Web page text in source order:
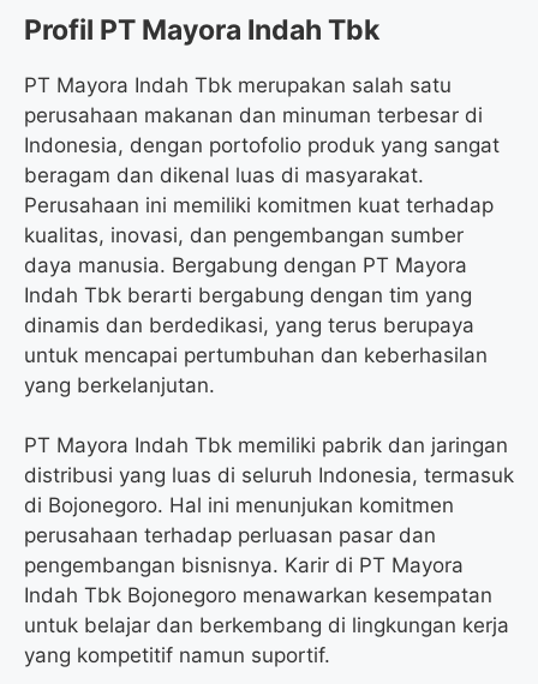
Profil PT Mayora Indah Tbk
PT Mayora Indah Tbk merupakan salah satu
perusahaan makanan dan minuman terbesar di
Indonesia, dengan portofolio produk yang sangat
beragam dan dikenal luas di masyarakat.
Perusahaan ini memiliki komitmen kuat terhadap
kualitas, inovasi, dan pengembangan sumber
daya manusia. Bergabung dengan PT Mayora
Indah Tbk berarti bergabung dengan tim yang
dinamis dan berdedikasi, yang terus berupaya
untuk mencapai pertumbuhan dan keberhasilan
yang berkelanjutan.
PT Mayora Indah Tbk memiliki pabrik dan jaringan
distribusi yang luas di seluruh Indonesia, termasuk
di Bojonegoro. Hal ini menunjukan komitmen
perusahaan terhadap perluasan pasar dan
pengembangan bisnisnya. Karir di PT Mayora
Indah Tbk Bojonegoro menawarkan kesempatan
untuk belajar dan berkembang di lingkungan kerja
yang kompetitif namun suportif.